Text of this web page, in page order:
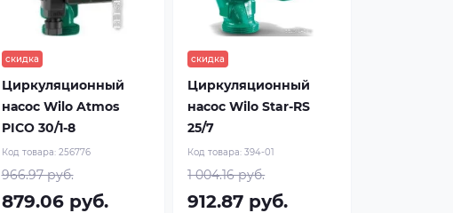
скидка
Циркуляционный
насос Wilo Atmos
PICO 30/1-8
Код товара: 256776
966.97 руб.
879.06 руб.
скидка
Циркуляционный
насос Wilo Star-RS
25/7
Код товара:394-01
1 004.16 руб.
912.87 руб.